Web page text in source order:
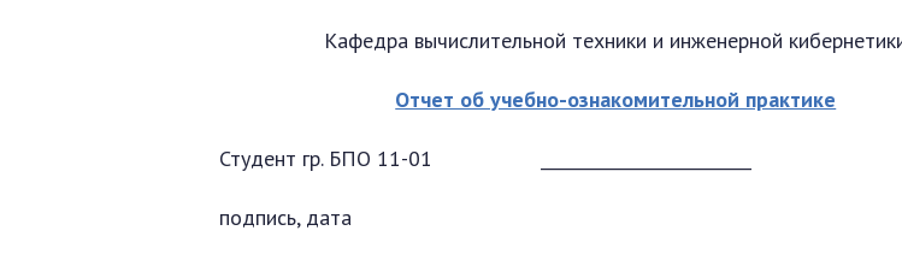
Кафедра вычислительной техники и инженерной
Отчет об учебно-ознакомительной практике
Студент гр. БПО 11-01 _________________________
подпись, дата